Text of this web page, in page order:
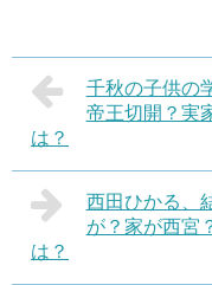
千秋の子供の
帝王切開？実
は？
西田ひかる、
が？家が西宮
は？